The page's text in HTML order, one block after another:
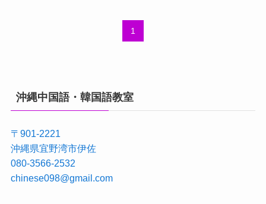
1
沖縄中国語・韓国語教室
〒901-2221
沖縄県宜野湾市伊佐
080-3566-2532
chinese098@gmail.com